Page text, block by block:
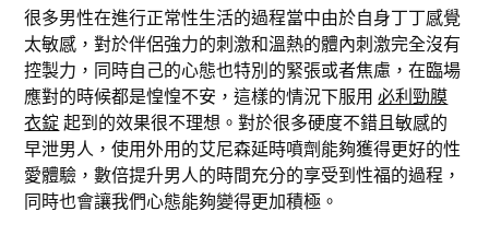
很多男性在進行正常性生活的過程當中由於自身丁丁感覺
太敏感，對於伴侶強力的刺激和溫熱的體內刺激完全沒有
控製力，同時自己的心態也特別的緊張或者焦慮，在臨場
應對的時候都是惶惶不安，這樣的情況下服用必利勁膜
衣錠 起到的效果很不理想。對於很多硬度不錯且敏感的
早泄男人，使用外用的艾尼森延時噴劑能夠獲得更好的性
愛體驗，數倍提升男人的時間充分的享受到性福的過程，
同時也會讓我們心態能夠變得更加積極。